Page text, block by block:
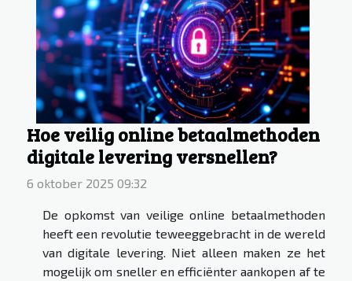
Hoe veilig online betaalmethoden
digitale levering versnellen?
6 oktober 2025 09:32
De opkomst van veilige online betaalmethoden
heeft een revolutie teweeggebracht in de wereld
van digitale levering. Niet alleen maken ze het
mogelijk om sneller en efficiënter aankopen af te